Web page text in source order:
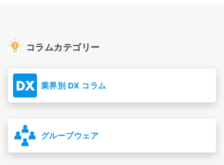
コラムカテゴリー
業界別 DX コラム
グループウェア